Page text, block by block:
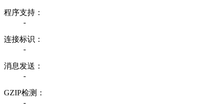
程序支持：
-
连接标识：
-
消息发送：
-
GZIP检测：
-